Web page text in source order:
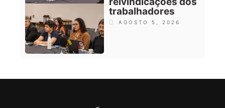
trabalhadores
AGOSTO 5, 2026